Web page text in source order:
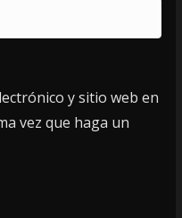
y sitio web en
vez que haga un